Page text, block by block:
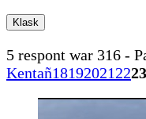
5 respont war 316 -
Kentañ181920212223